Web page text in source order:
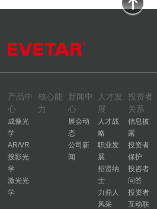
产品中
心
成像光
学
AR/VR
投影光
学
激光光
学
核心能
力
新闻中
心
展会动
态
公司新
闻
人才发
展
人才战
略
职业发
展
招贤纳
士
力鼎人
风采
投资者
关系
信息披
露
投资者
保护
投咨者
问答
投资者
互动联